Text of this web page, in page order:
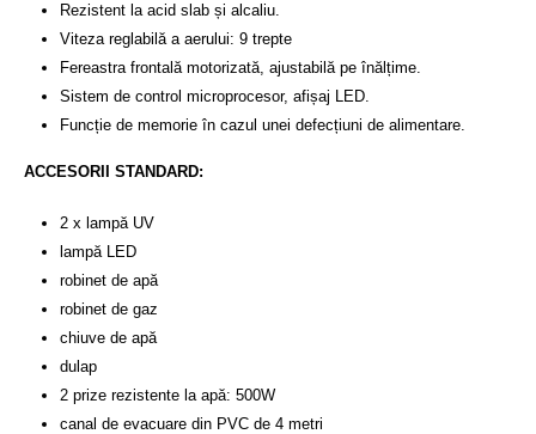
Rezistent la acid slab și alcaliu.
Viteza reglabilă a aerului: 9 trepte
Fereastra frontală motorizată, ajustabilă pe înălțime.
Sistem de control microprocesor, afișaj LED.
Funcție de memorie în cazul unei defecțiuni de alimentare.
ACCESORII STANDARD:
2 x lampă UV
lampă LED
robinet de apă
robinet de gaz
chiuve de apă
dulap
2 prize rezistente la apă: 500W
canal de evacuare din PVC de 4 metri